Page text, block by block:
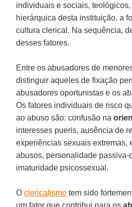
individuais e sociais, teológicos,
hierárquica desta instituição, a
cultura clerical. Na sequência,
desses fatores.
Entre os abusadores de
distinguir aqueles de fixação
abusadores oportunistas e os
Os fatores individuais de risco
ao abuso são: confusão na
interesses pueris, ausência de
experiências sexuais extremas,
abusos, personalidade passiva-
imaturidade psicossexual.
Oclericalismo tem sido
um fator que contribui para os